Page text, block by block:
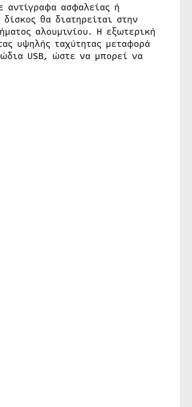
αντίγραφα ασφαλείας ή
θα διατηρείται στην
αλουμινίου. Η εξωτερική
υψηλής ταχύτητας μεταφορά
USB, ώστε να μπορεί να